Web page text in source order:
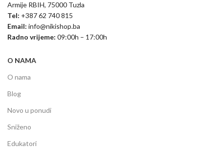
Armije RBIH, 75000 Tuzla
Tel: +387 62 740 815
Email: info@nikishop.ba
Radno vrijeme: 09:00h – 17:00h
O NAMA
O nama
Blog
Novo u ponudi
Sniženo
Edukatori